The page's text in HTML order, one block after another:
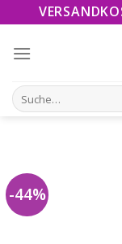
to
content
Suche
nach:
-44%